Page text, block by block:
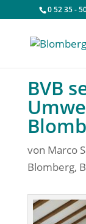
0 52 35 -
BVB
von Marco
Blomberg,